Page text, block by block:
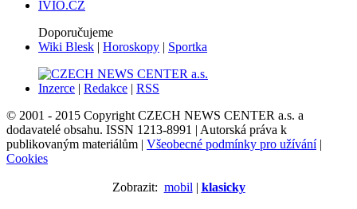
IVIO.CZ
Doporučujeme
Wiki Blesk | Horoskopy | Sportka
Inzerce | Redakce | RSS
© 2001 - 2015 Copyright CZECH NEWS CENTER a.s. a
dodavatelé obsahu. ISSN 1213-8991 | Autorská práva k
publikovaným materiálům | Všeobecné podmínky pro užívání|
Cookies
Zobrazit: mobil | klasicky